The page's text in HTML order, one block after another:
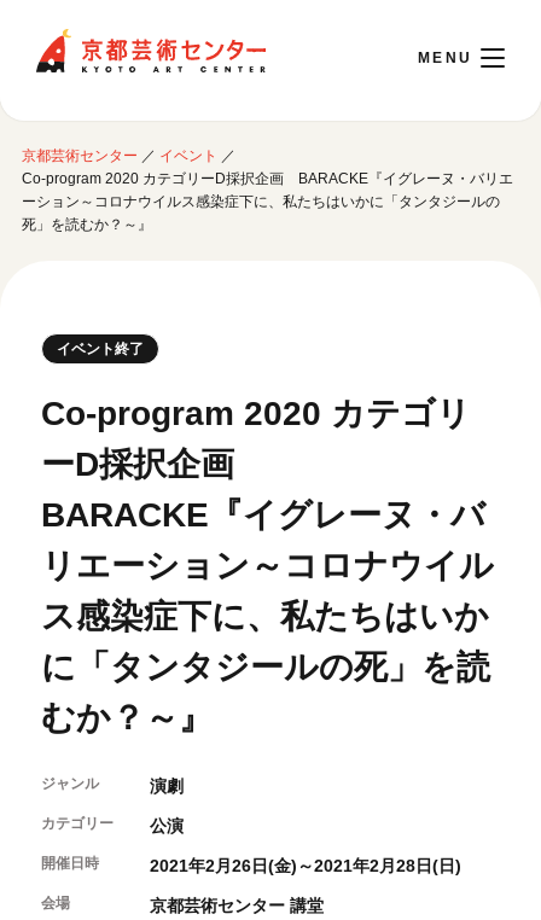
English
フェは11:00～18:00まで営業
ご利用案内
開館時間・アクセシビリティ
交通アクセス
図書室・情報コーナー
カフェ・ショップ
よくあるご質問
取材／視察・見学／撮影
イベントに参加する
月間スケジュール
これまでのイベント
センターのプログラム・事業
制作室を使う
制作室について
制作室の使用方法・募集要項
制作室の設備
ボランティア・サポーター
KACサポーター
京都芸術センターについて
京都芸術センターってどんなところ？
京都芸術センターの歩み
概要・理念・運営体制
チケット情報
お知らせ
京都芸術センター ／ イベント ／
Co-program 2020 カテゴリーD採択企画 BARACKE『イグレーヌ・バリエ
ーション～コロナウイルス感染症下に、私たちはいかに「タンタジールの
死」を読むか？～』
イベント終了
Co-program 2020 カテゴリ
ーD採択企画
BARACKE『イグレーヌ・バ
リエーション～コロナウイル
ス感染症下に、私たちはいか
に「タンタジールの死」を読
むか？～』
ジャンル 演劇
カテゴリー 公演
開催日時 2021年2月26日(金)～2021年2月28日(日)
会場 京都芸術センター 講堂